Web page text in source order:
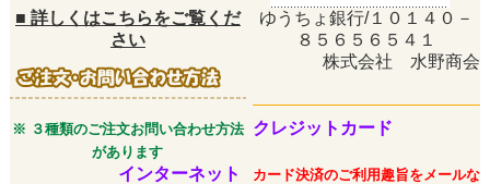
■ 詳しくはこちらをご覧くだ
さい
ゆうちょ銀行/１０１４０－
８５６５６５４１
株式会社 水野商会
※ ３種類のご注文お問い合わせ方法
があります
クレジットカード
インターネット
カード決済のご利用趣旨をメールな